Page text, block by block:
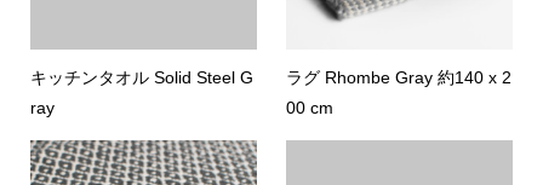
キッチンタオル Solid Steel G
ray
ラグ Rhombe Gray 約140 x 2
00 cm